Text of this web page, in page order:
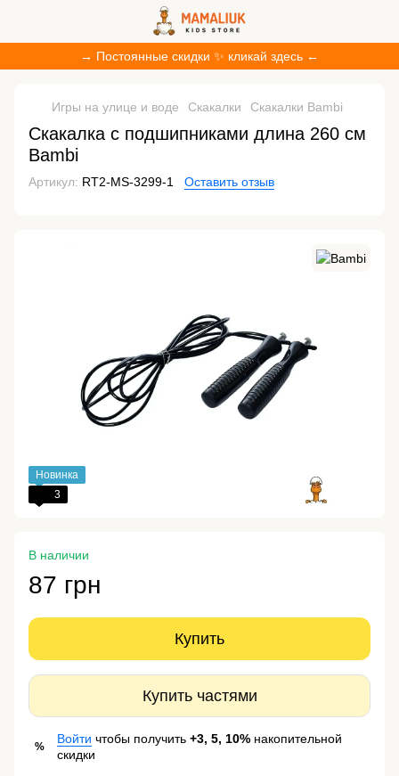
→ Постоянные скидки ✨ кликай здесь ←
Игры на улице и воде Скакалки Скакалки Bambi
Скакалка с подшипниками длина 260 см
Bambi
Артикул: RT2-MS-3299-1 Оставить отзыв
Новинка
3
В наличии
87 грн
Купить
Купить частями
%
Войти чтобы получить +3, 5, 10% накопительной
скидки